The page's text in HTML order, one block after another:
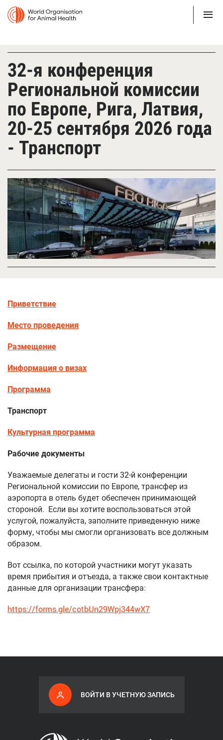
32-я конференция
Региональной комиссии
по Европе, Рига, Латвия,
20-25 сентября 2026 года
- Транспорт
Приветствие
Место проведения
Размещение
Информация о визах
Программа
Транспорт
Культурная программа
Рабочие документы
Уважаемые делегаты и гости 32-й конференции
Региональной комиссии по Европе, трансфер из
аэропорта в отель будет обеспечен принимающей
стороной. Если вы хотите воспользоваться этой
услугой, пожалуйста, заполните приведенную ниже
форму, чтобы мы смогли организовать все должным
образом.
Вот ссылка, по которой участники могут указать
время прибытия и отъезда, а также свои контактные
данные для организации трансфера:
https://forms.gle/cotbUn29Wpj344wX7
ВОЙТИ В УЧЕТНУЮ ЗАПИСЬ